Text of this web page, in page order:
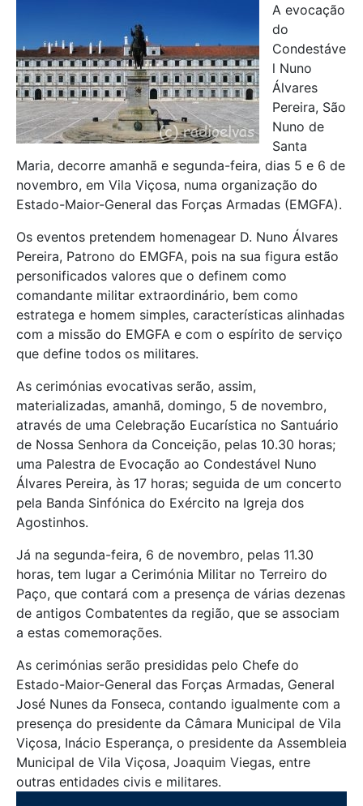
A evocação
do
Condestáve
l Nuno
Álvares
Pereira, São
Nuno de
Santa
Maria, decorre amanhã e segunda-feira, dias 5 e 6 de
novembro, em Vila Viçosa, numa organização do
Estado-Maior-General das Forças Armadas (EMGFA).
Os eventos pretendem homenagear D. Nuno Álvares
Pereira, Patrono do EMGFA, pois na sua figura estão
personificados valores que o definem como
comandante militar extraordinário, bem como
estratega e homem simples, características alinhadas
com a missão do EMGFA e com o espírito de serviço
que define todos os militares.
As cerimónias evocativas serão, assim,
materializadas, amanhã, domingo, 5 de novembro,
através de uma Celebração Eucarística no Santuário
de Nossa Senhora da Conceição, pelas 10.30 horas;
uma Palestra de Evocação ao Condestável Nuno
Álvares Pereira, às 17 horas; seguida de um concerto
pela Banda Sinfónica do Exército na Igreja dos
Agostinhos.
Já na segunda-feira, 6 de novembro, pelas 11.30
horas, tem lugar a Cerimónia Militar no Terreiro do
Paço, que contará com a presença de várias dezenas
de antigos Combatentes da região, que se associam
a estas comemorações.
As cerimónias serão presididas pelo Chefe do
Estado-Maior-General das Forças Armadas, General
José Nunes da Fonseca, contando igualmente com a
presença do presidente da Câmara Municipal de Vila
Viçosa, Inácio Esperança, o presidente da Assembleia
Municipal de Vila Viçosa, Joaquim Viegas, entre
outras entidades civis e militares.